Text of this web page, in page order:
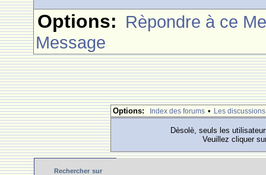
Options: Rèpondre à ce
Message
Options: Index des forums • Les discussions
Dèsolè, seuls les
Veuillez cliquer
Rechercher sur